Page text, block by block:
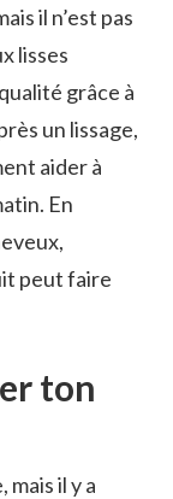
il n’est pas
lisses
grâce à
un lissage,
aider à
En
peut faire
ton
il y a